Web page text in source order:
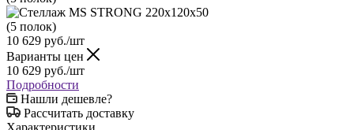
10 629 руб./шт
Варианты цен
10 629 руб./шт
Подробности
Нашли дешевле?
Рассчитать доставку
Характеристики